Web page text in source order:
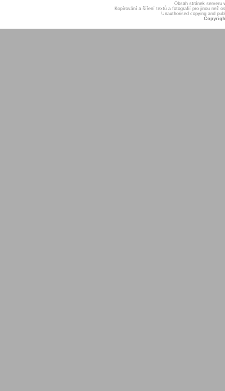
Obsah stránek serveru
Kopírování a šíření textů a fotografií pro jinou než
Unauthorised copying and